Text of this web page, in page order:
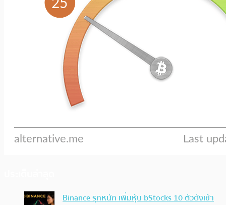
Binance รุกหนัก เพิ่มหุ้น bStocks 10 ตัวดังเข้า